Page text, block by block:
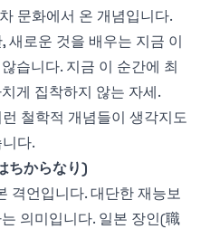
문화에서 온 개념입니다.
새로운 것을 배우는 지금 이
습니다. 지금 이 순간에 최
게 집착하지 않는 자세.
철학적 개념들이 생각지도
다.
ちからなり)
격언입니다. 대단한 재능보
의미입니다. 일본 장인(職